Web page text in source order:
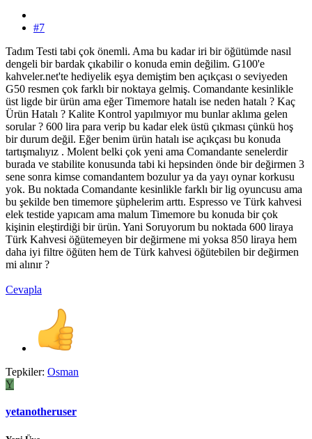
#7
Tadım Testi tabi çok önemli. Ama bu kadar iri bir öğütümde nasıl
dengeli bir bardak çıkabilir o konuda emin değilim. G100'e
kahveler.net'te hediyelik eşya demiştim ben açıkçası o seviyeden
G50 resmen çok farklı bir noktaya gelmiş. Comandante kesinlikle
üst ligde bir ürün ama eğer Timemore hatalı ise neden hatalı ? Kaç
Ürün Hatalı ? Kalite Kontrol yapılmıyor mu bunlar aklıma gelen
sorular ? 600 lira para verip bu kadar elek üstü çıkması çünkü hoş
bir durum değil. Eğer benim ürün hatalı ise açıkçası bu konuda
tartışmalıyız . Molent belki çok yeni ama Comandante senelerdir
burada ve stabilite konusunda tabi ki hepsinden önde bir değirmen 3
sene sonra kimse comandantem bozulur ya da yayı oynar korkusu
yok. Bu noktada Comandante kesinlikle farklı bir lig oyuncusu ama
bu şekilde ben timemore şüphelerim arttı. Espresso ve Türk kahvesi
elek testide yapıcam ama malum Timemore bu konuda bir çok
kişinin eleştirdiği bir ürün. Yani Soruyorum bu noktada 600 liraya
Türk Kahvesi öğütemeyen bir değirmene mi yoksa 850 liraya hem
daha iyi filtre öğüten hem de Türk kahvesi öğütebilen bir değirmen
mi alınır ?
Cevapla
Tepkiler: Osman
Y
yetanotheruser